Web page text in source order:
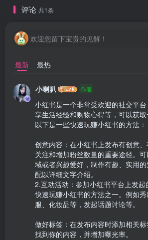
评论 共1条
欢迎您留下宝贵的见解！
最新 最热
小喇叭 作者
小红书是一个非常受欢迎的社交平
享生活经验和购物心得等，可以获取
以下是一些快速玩赚小红书的方法：
创意内容：在小红书上发布有创意
关注和增加粉丝数量的重要途径。
域或者兴趣爱好，制作有趣、实用
配以详细文字介绍。
2.互动活动：参加小红书平台上发
快速玩赚小红书的方法之一。例如
服、化妆品等，发起话题讨论等。
做好标签：在发布内容时添加相关
找到你的内容，并增加曝光率。